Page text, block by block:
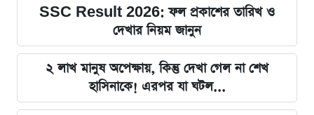
SSC Result 2026: ফল প্রকাশের তারিখ ও
দেখার নিয়ম জানুন
২ লাখ মানুষ অপেক্ষায়, কিন্তু দেখা গেল না শেখ
হাসিনাকে! এরপর যা ঘটল...